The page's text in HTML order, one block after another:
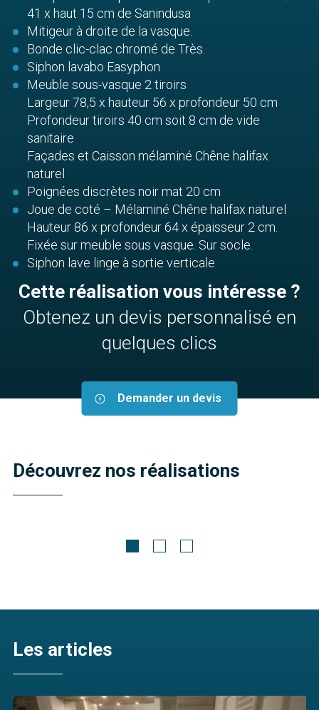
41 x haut 15 cm de Sanindusa
Mitigeur à droite de la vasque.
Bonde clic-clac chromé de Très.
Siphon lavabo Easyphon
Meuble sous-vasque 2 tiroirs
Largeur 78,5 x hauteur 56 x profondeur 50 cm
Profondeur tiroirs 40 cm soit 8 cm de vide
sanitaire
Façades et Caisson mélaminé Chêne halifax
naturel
Poignées discrètes noir mat 20 cm
Joue de coté – Mélaminé Chêne halifax naturel
Hauteur 86 x profondeur 64 x épaisseur 2 cm.
Fixée sur meuble sous vasque. Sur socle.
Siphon lave linge à sortie verticale
Cette réalisation vous intéresse ?
Obtenez un devis personnalisé en
quelques clics
Demander un devis
Découvrez nos réalisations
Les articles